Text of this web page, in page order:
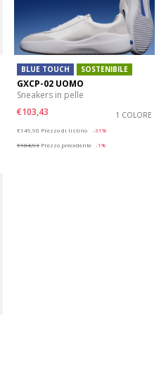
BLUE TOUCH SOSTENIBILE
GXCP-02 UOMO
Sneakers in pelle
€103,43
1 COLORE
€149,90 Prezzo di listino
-31%
€104,93 Prezzo precedente -1%